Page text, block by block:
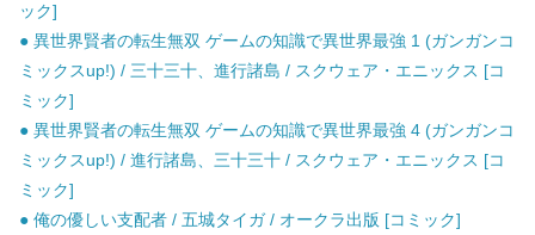
ック]
● 異世界賢者の転生無双 ゲームの知識で異世界最強 1 (ガンガンコ
ミックスup!) / 三十三十、進行諸島 / スクウェア・エニックス [コ
ミック]
● 異世界賢者の転生無双 ゲームの知識で異世界最強 4 (ガンガンコ
ミックスup!) / 進行諸島、三十三十 / スクウェア・エニックス [コ
ミック]
● 俺の優しい支配者 / 五城タイガ / オークラ出版 [コミック]